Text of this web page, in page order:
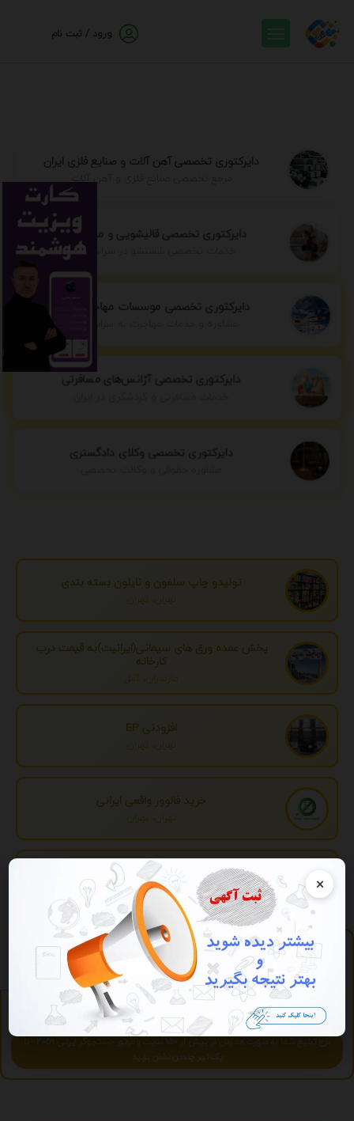
ورود / ثبت نام
دایرکتوری تخصصی آهن آلات و صنایع فلزی ایران
مرجع تخصصی صنایع فلزی و آهن آلات
دایرکتوری تخصصی قالیشویی و مبل شویی
خدمات تخصصی شستشو در سراسر ایران
دایرکتوری تخصصی موسسات مهاجرتی ایران
مشاوره و خدمات مهاجرت به سراسر جهان
دایرکتوری تخصصی آژانس‌های مسافرتی
دایرکتوری تخصصی وکلای دادگستری
تولیدو چاپ سلفون و نایلون بسته بندی
تهران، تهران
پخش عمده ورق های سیمانی(ایرانیت)به قیمت درب
کارخانه
مازندران، آمل
افزودنی EP
تهران، تهران
خرید فالوور واقعی ایرانی
تهران، تهران
تبدیل اطلاعات بانکی
تهران، تهران ×
پلی لیست
https://play.2059.ir
تبلیغات ویژه
درج تبلیغ شما به صورت همزمان در بیش از 150 سایت و موتور جستجوگر ایرانی 2059 - با
یک تیر چندین نشان بزنید